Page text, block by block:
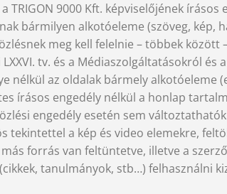
TRIGON 9000 Kft. képviselőjének
bármilyen alkotóeleme (szöveg, kép,
meg kell felelnie – többek
tv. és a Médiaszolgáltatásokról
nélkül az oldalak bármely
írásos engedély nélkül a honlap
engedély esetén sem
tekintettel a kép és video elemekre,
forrás van feltüntetve, illetve a
tanulmányok, stb…) felhasználni